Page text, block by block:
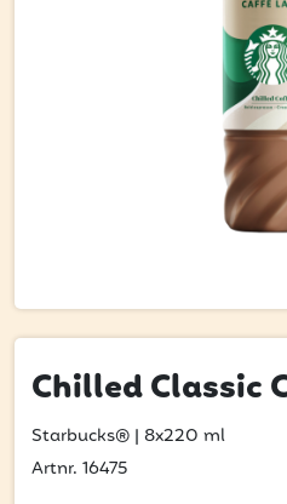
Event
Logga in
Chilled Classic
Starbucks® | 8x220 ml
Artnr. 16475